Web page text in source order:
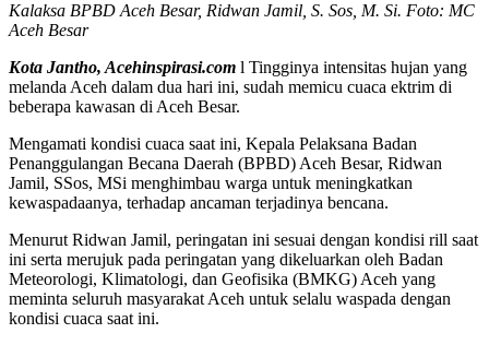
Kalaksa BPBD Aceh Besar, Ridwan Jamil, S. Sos, M. Si. Foto: MC
Aceh Besar
Kota Jantho, Acehinspirasi.com l Tingginya intensitas hujan yang
melanda Aceh dalam dua hari ini, sudah memicu cuaca ektrim di
beberapa kawasan di Aceh Besar.
Mengamati kondisi cuaca saat ini, Kepala Pelaksana Badan
Penanggulangan Becana Daerah (BPBD) Aceh Besar, Ridwan
Jamil, SSos, MSi menghimbau warga untuk meningkatkan
kewaspadaanya, terhadap ancaman terjadinya bencana.
Menurut Ridwan Jamil, peringatan ini sesuai dengan kondisi rill saat
ini serta merujuk pada peringatan yang dikeluarkan oleh Badan
Meteorologi, Klimatologi, dan Geofisika (BMKG) Aceh yang
meminta seluruh masyarakat Aceh untuk selalu waspada dengan
kondisi cuaca saat ini.